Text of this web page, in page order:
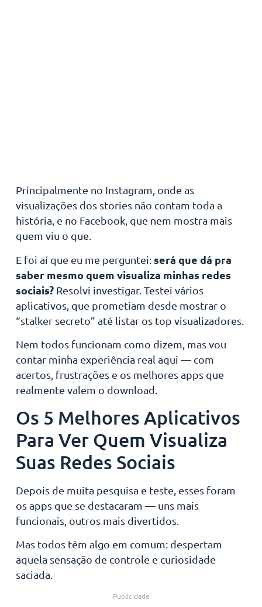
Principalmente no Instagram, onde as
visualizações dos stories não contam toda a
história, e no Facebook, que nem mostra mais
quem viu o que.
E foi aí que eu me perguntei: será que dá pra
saber mesmo quem visualiza minhas redes
sociais?Resolvi investigar. Testei vários
aplicativos, que prometiam desde mostrar o
“stalker secreto” até listar os top visualizadores.
Nem todos funcionam como dizem, mas vou
contar minha experiência real aqui — com
acertos, frustrações e os melhores apps que
realmente valem o download.
Os 5 Melhores Aplicativos
Para Ver Quem Visualiza
Suas Redes Sociais
Depois de muita pesquisa e teste, esses foram
os apps que se destacaram — uns mais
funcionais, outros mais divertidos.
Mas todos têm algo em comum: despertam
aquela sensação de controle e curiosidade
saciada.
Publicidade